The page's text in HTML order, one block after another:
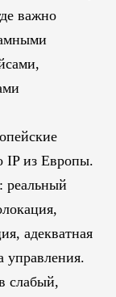
важно
IP из Европы.
реальный
адекватная
управления.
слабый,